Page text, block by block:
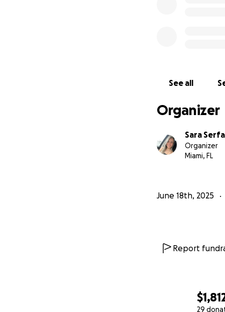
29
Gracias de
Con gratitud,
Sarita
See all
Organizer
Sara
Organizer
Miami, FL
June 18th, 2025
Report